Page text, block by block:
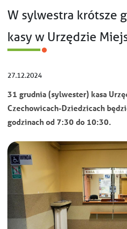
W sylwestra krótsze
kasy w Urzędzie
27.12.2024
31 grudnia (sylwester) kasa
Czechowicach-Dziedzicach
godzinach od 7:30 do 10:30.